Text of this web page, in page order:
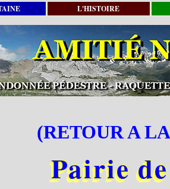
L'HISTOIRE
(RETOUR A
Pairie